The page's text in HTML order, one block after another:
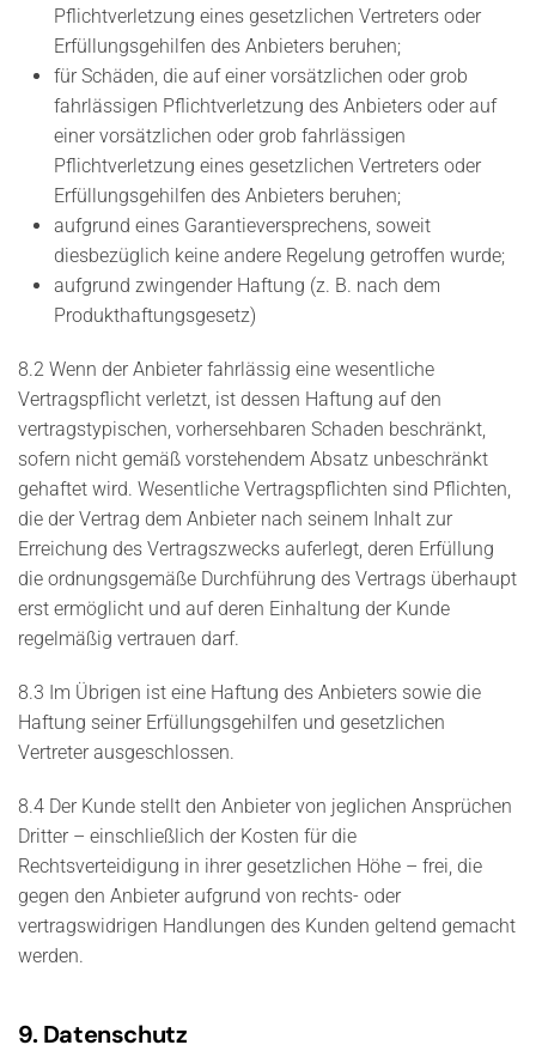
Pflichtverletzung eines gesetzlichen Vertreters oder
Erfüllungsgehilfen des Anbieters beruhen;
für Schäden, die auf einer vorsätzlichen oder grob
fahrlässigen Pflichtverletzung des Anbieters oder auf
einer vorsätzlichen oder grob fahrlässigen
Pflichtverletzung eines gesetzlichen Vertreters oder
Erfüllungsgehilfen des Anbieters beruhen;
aufgrund eines Garantieversprechens, soweit
diesbezüglich keine andere Regelung getroffen wurde;
aufgrund zwingender Haftung (z. B. nach dem
Produkthaftungsgesetz)
8.2 Wenn der Anbieter fahrlässig eine wesentliche
Vertragspflicht verletzt, ist dessen Haftung auf den
vertragstypischen, vorhersehbaren Schaden beschränkt,
sofern nicht gemäß vorstehendem Absatz unbeschränkt
gehaftet wird. Wesentliche Vertragspflichten sind Pflichten,
die der Vertrag dem Anbieter nach seinem Inhalt zur
Erreichung des Vertragszwecks auferlegt, deren Erfüllung
die ordnungsgemäße Durchführung des Vertrags überhaupt
erst ermöglicht und auf deren Einhaltung der Kunde
regelmäßig vertrauen darf.
8.3 Im Übrigen ist eine Haftung des Anbieters sowie die
Haftung seiner Erfüllungsgehilfen und gesetzlichen
Vertreter ausgeschlossen.
8.4 Der Kunde stellt den Anbieter von jeglichen Ansprüchen
Dritter – einschließlich der Kosten für die
Rechtsverteidigung in ihrer gesetzlichen Höhe – frei, die
gegen den Anbieter aufgrund von rechts- oder
vertragswidrigen Handlungen des Kunden geltend gemacht
werden.
9. Datenschutz